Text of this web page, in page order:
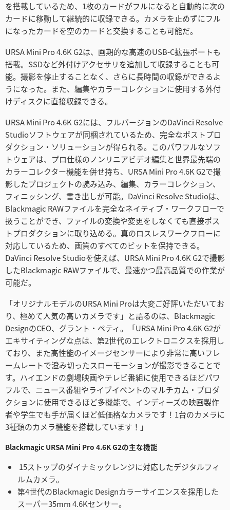
を搭載しているため、1枚のカードがフルになると自動的に次の
カードに移動して継続的に収録できる。カメラを止めずにフル
になったカードを空のカードと交換することも可能だ。
URSA Mini Pro 4.6K G2は、画期的な高速のUSB-C拡張ポートも
搭載。SSDなど外付けアクセサリを追加して収録することも可
能。撮影を停止することなく、さらに長時間の収録ができるよ
うになった。また、編集やカラーコレクションに使用する外付
けディスクに直接収録できる。
URSA Mini Pro 4.6K G2には、フルバージョンのDaVinci Resolve
Studioソフトウェアが同梱されているため、完全なポストプロ
ダクション・ソリューションが得られる。このパワフルなソフ
トウェアは、プロ仕様のノンリニアビデオ編集と世界最先端の
カラーコレクター機能を併せ持ち、URSA Mini Pro 4.6K G2で撮
影したプロジェクトの読み込み、編集、カラーコレクション、
フィニッシング、書き出しが可能。DaVinci Resolve Studioは、
Blackmagic RAWファイルを完全なネイティブ・ワークフローで
扱うことができ、ファイルの変換や変更をしなくても直接ポス
トプロダクションに取り込める。真のロスレスワークフローに
対応しているため、画質のすべてのビットを保持できる。
DaVinci Resolve Studioを使えば、URSA Mini Pro 4.6K G2で撮影
したBlackmagic RAWファイルで、最速かつ最高品質での作業が
可能だ。
「オリジナルモデルのURSA Mini Proは大変ご好評いただいてお
り、極めて人気の高いカメラです」と語るのは、Blackmagic
DesignのCEO、グラント・ペティ。「URSA Mini Pro 4.6K G2が
エキサイティングな点は、第2世代のエレクトロニクスを採用し
ており、また高性能のイメージセンサーにより非常に高いフレ
ームレートで澄み切ったスローモーションが撮影できることで
す。ハイエンドの劇場映画やテレビ番組に使用できるほどパワ
フルで、ニュース番組やライブイベントのマルチカム・プロダ
クションに使用できるほど多機能で、インディーズの映画製作
者や学生でも手が届くほど低価格なカメラです！1台のカメラに
3種類のカメラ機能を搭載しています！」
Blackmagic URSA Mini Pro 4.6K G2の主な機能
15ストップのダイナミックレンジに対応したデジタルフィ
ルムカメラ。
第4世代のBlackmagic Designカラーサイエンスを採用した
スーパー35mm 4.6Kセンサー。